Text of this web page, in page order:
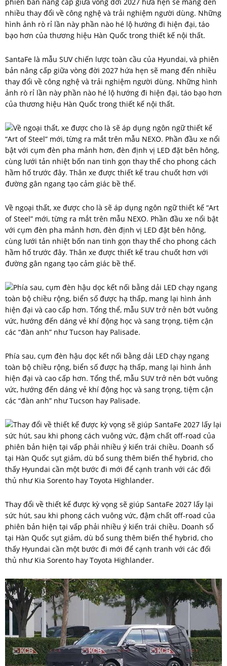
SantaFe là mẫu SUV chiến lược toàn cầu của Hyundai, và phiên
bản nâng cấp giữa vòng đời 2027 hứa hẹn sẽ mang đến nhiều
thay đổi về công nghệ và trải nghiệm người dùng. Những hình
ảnh rò rỉ lần này phần nào hé lộ hướng đi hiện đại, táo bạo hơn
của thương hiệu Hàn Quốc trong thiết kế nội thất.
Về ngoại thất, xe được cho là sẽ áp dụng ngôn ngữ thiết kế “Art
of Steel” mới, từng ra mắt trên mẫu NEXO. Phần đầu xe nổi bật
với cụm đèn pha mảnh hơn, đèn định vị LED đặt bên hông,
cùng lưới tản nhiệt bốn nan tinh gọn thay thế cho phong cách
hầm hố trước đây. Thân xe được thiết kế trau chuốt hơn với
đường gân ngang tạo cảm giác bề thế.
Phía sau, cụm đèn hậu dọc kết nối bằng dải LED chạy ngang
toàn bộ chiều rộng, biển số được hạ thấp, mang lại hình ảnh
hiện đại và cao cấp hơn. Tổng thể, mẫu SUV trở nên bớt vuông
vức, hướng đến dáng vẻ khí động học và sang trọng, tiệm cận
các “đàn anh” như Tucson hay Palisade.
Thay đổi về thiết kế được kỳ vọng sẽ giúp SantaFe 2027 lấy lại
sức hút, sau khi phong cách vuông vức, đậm chất off-road của
phiên bản hiện tại vấp phải nhiều ý kiến trái chiều. Doanh số
tại Hàn Quốc sụt giảm, dù bổ sung thêm biến thể hybrid, cho
thấy Hyundai cần một bước đi mới để cạnh tranh với các đối
thủ như Kia Sorento hay Toyota Highlander.